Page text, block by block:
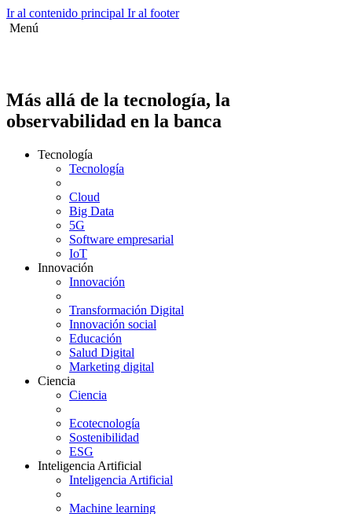
Ir al contenido principal Ir al footer
Menú
Más allá de la tecnología, la
observabilidad en la banca
Tecnología
Tecnología
Cloud
Big Data
5G
Software empresarial
IoT
Innovación
Innovación
Transformación Digital
Innovación social
Educación
Salud Digital
Marketing digital
Ciencia
Ciencia
Ecotecnología
Sostenibilidad
ESG
Inteligencia Artificial
Inteligencia Artificial
Machine learning